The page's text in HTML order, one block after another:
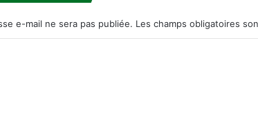
e-mail ne sera pas publiée. Les champs obligatoires